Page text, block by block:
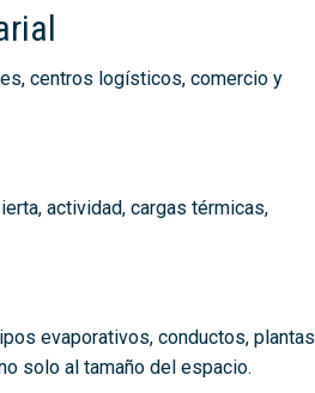
centros logísticos, comercio y
actividad, cargas térmicas,
evaporativos, conductos, plantas
solo al tamaño del espacio.